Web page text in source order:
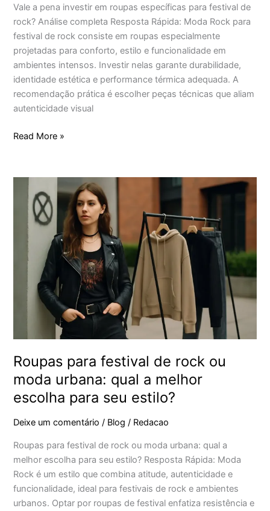
Vale a pena investir em roupas específicas para festival de
rock? Análise completa Resposta Rápida: Moda Rock para
festival de rock consiste em roupas especialmente
projetadas para conforto, estilo e funcionalidade em
ambientes intensos. Investir nelas garante durabilidade,
identidade estética e performance térmica adequada. A
recomendação prática é escolher peças técnicas que aliam
autenticidade visual
Read More »
Roupas para festival de rock ou
moda urbana: qual a melhor
escolha para seu estilo?
Deixe um comentário / Blog / Redacao
Roupas para festival de rock ou moda urbana: qual a
melhor escolha para seu estilo? Resposta Rápida: Moda
Rock é um estilo que combina atitude, autenticidade e
funcionalidade, ideal para festivais de rock e ambientes
urbanos. Optar por roupas de festival enfatiza resistência e
para
festival
rock
urbana:
escolha
para
estilo?